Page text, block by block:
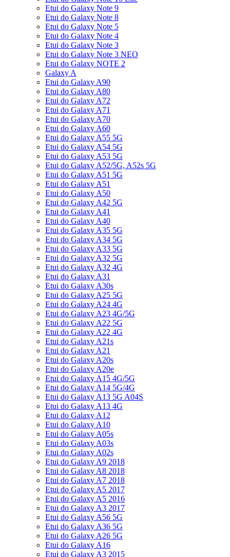
Etui do Galaxy Note 9
Etui do Galaxy Note 8
Etui do Galaxy Note 5
Etui do Galaxy Note 4
Etui do Galaxy Note 3
Etui do Galaxy Note 3 NEO
Etui do Galaxy NOTE 2
Galaxy A
Etui do Galaxy A90
Etui do Galaxy A80
Etui do Galaxy A72
Etui do Galaxy A71
Etui do Galaxy A70
Etui do Galaxy A60
Etui do Galaxy A55 5G
Etui do Galaxy A54 5G
Etui do Galaxy A53 5G
Etui do Galaxy A52/5G, A52s 5G
Etui do Galaxy A51 5G
Etui do Galaxy A51
Etui do Galaxy A50
Etui do Galaxy A42 5G
Etui do Galaxy A41
Etui do Galaxy A40
Etui do Galaxy A35 5G
Etui do Galaxy A34 5G
Etui do Galaxy A33 5G
Etui do Galaxy A32 5G
Etui do Galaxy A32 4G
Etui do Galaxy A31
Etui do Galaxy A30s
Etui do Galaxy A25 5G
Etui do Galaxy A24 4G
Etui do Galaxy A23 4G/5G
Etui do Galaxy A22 5G
Etui do Galaxy A22 4G
Etui do Galaxy A21s
Etui do Galaxy A21
Etui do Galaxy A20s
Etui do Galaxy A20e
Etui do Galaxy A15 4G/5G
Etui do Galaxy A14 5G/4G
Etui do Galaxy A13 5G A04S
Etui do Galaxy A13 4G
Etui do Galaxy A12
Etui do Galaxy A10
Etui do Galaxy A05s
Etui do Galaxy A03s
Etui do Galaxy A02s
Etui do Galaxy A9 2018
Etui do Galaxy A8 2018
Etui do Galaxy A7 2018
Etui do Galaxy A5 2017
Etui do Galaxy A5 2016
Etui do Galaxy A3 2017
Etui do Galaxy A56 5G
Etui do Galaxy A36 5G
Etui do Galaxy A26 5G
Etui do Galaxy A16
Etui do Galaxy A3 2015